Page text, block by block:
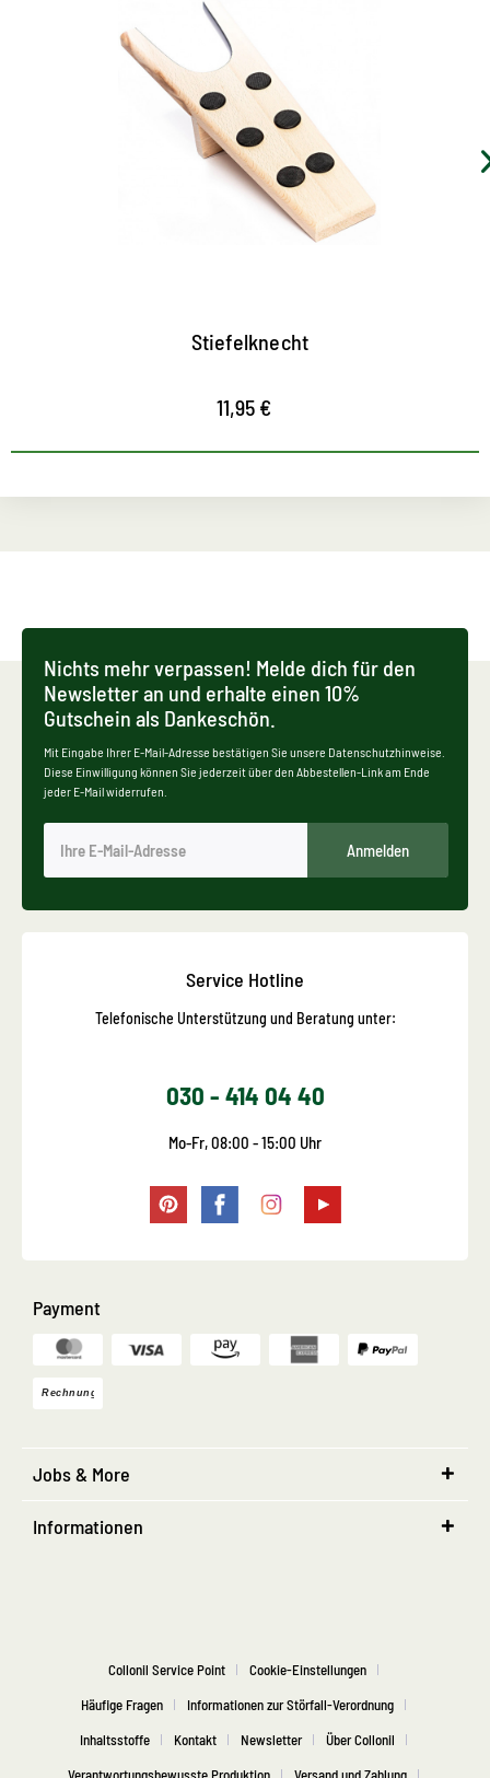
Der Helfer zum Stiefelausziehen
mit Anti-Rutsch Noppen ausgestattet
ermöglicht festen Stand
ein schönes Geschenk
Stiefelknecht
11,95 €
Nichts mehr verpassen! Melde dich für den
Newsletter an und erhalte einen 10%
Gutschein als Dankeschön.
Mit Eingabe Ihrer E-Mail-Adresse bestätigen Sie unsere Datenschutzhinweise.
Diese Einwilligung können Sie jederzeit über den Abbestellen-Link am Ende
jeder E-Mail widerrufen.
Anmelden
Service Hotline
Telefonische Unterstützung und Beratung unter:
030 - 414 04 40
Mo-Fr, 08:00 - 15:00 Uhr
Payment
Jobs & More
Informationen
Collonil Service Point
Cookie-Einstellungen
Häufige Fragen
Informationen zur Störfall-Verordnung
Inhaltsstoffe
Kontakt Newsletter
Über Collonil